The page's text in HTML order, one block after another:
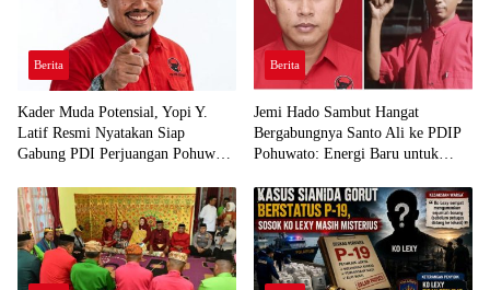
Berita
Kader Muda Potensial, Yopi Y.
Latif Resmi Nyatakan Siap
Gabung PDI Perjuangan Pohuwato
Berita
Jemi Hado Sambut Hangat
Bergabungnya Santo Ali ke PDIP
Pohuwato: Energi Baru untuk